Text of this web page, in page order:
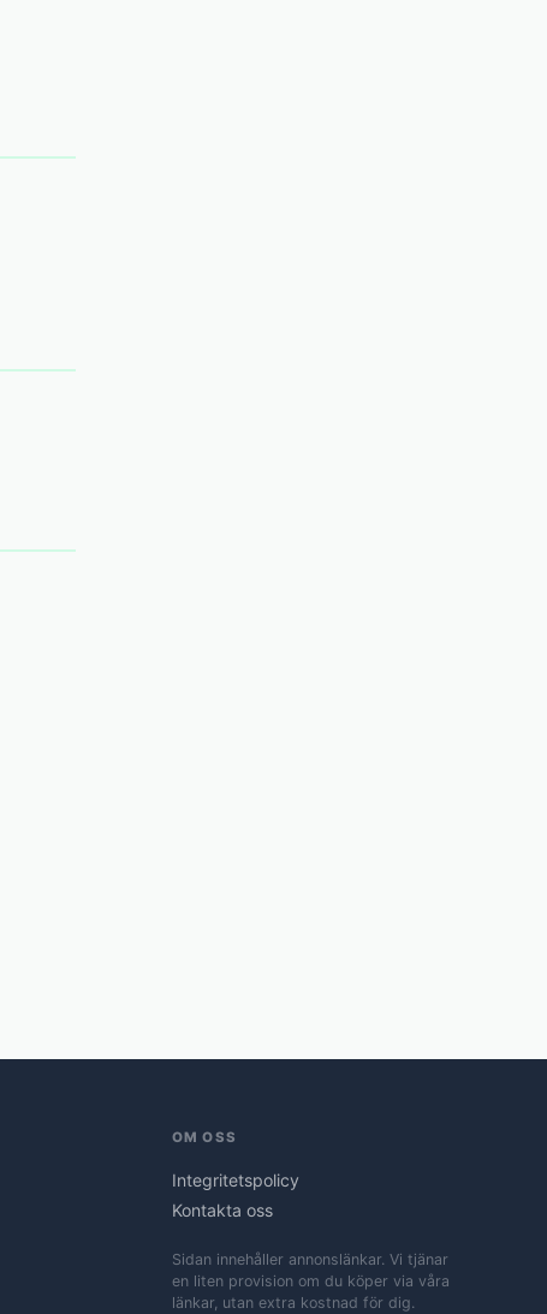
OM OSS
Integritetspolicy
Kontakta oss
Sidan innehåller annonslänkar. Vi tjänar
en liten provision om du köper via våra
länkar, utan extra kostnad för dig.